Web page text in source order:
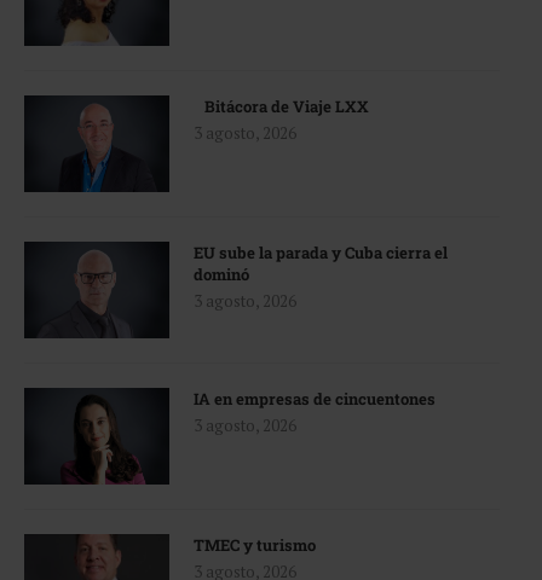
Bitácora de Viaje LXX
3 agosto, 2026
EU sube la parada y Cuba cierra el
dominó
3 agosto, 2026
IA en empresas de cincuentones
3 agosto, 2026
TMEC y turismo
3 agosto, 2026